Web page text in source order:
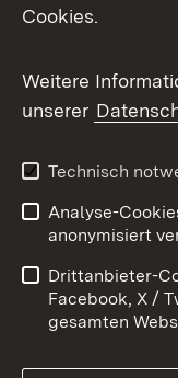
X / Twitter
Youtube
Impressum
Barrierefreiheit
Cookies
Cookies.
Weitere
unserer
Technisch
Analyse-
anonymisiert
Drittanbieter-
Facebook, X /
gesamten